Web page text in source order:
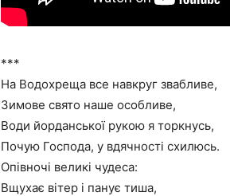
***
На Водохреща все навкруг звабливе,
Зимове свято наше особливе,
Води йорданської рукою я торкнусь,
Почую Господа, у вдячності схилюсь.
Опівночі великі чудеса:
Вщухає вітер і панує тиша,